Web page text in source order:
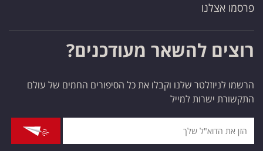
פרסמו אצלנו
רוצים להשאר מעודכנים?
הרשמו לניוזלטר שלנו וקבלו את כל הסיפורים החמים של עולם
התקשורת ישרות למייל